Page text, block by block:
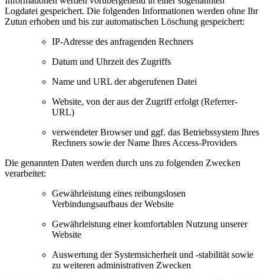
Logdatei gespeichert. Die folgenden Informationen werden ohne Ihr
Zutun erhoben und bis zur automatischen Löschung gespeichert:
IP-Adresse des anfragenden Rechners
Datum und Uhrzeit des Zugriffs
Name und URL der abgerufenen Datei
Website, von der aus der Zugriff erfolgt (Referrer-
URL)
verwendeter Browser und ggf. das Betriebssystem Ihres
Rechners sowie der Name Ihres Access-Providers
Die genannten Daten werden durch uns zu folgenden Zwecken
verarbeitet:
Gewährleistung eines reibungslosen
Verbindungsaufbaus der Website
Gewährleistung einer komfortablen Nutzung unserer
Website
Auswertung der Systemsicherheit und -stabilität sowie
zu weiteren administrativen Zwecken